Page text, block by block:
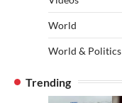
World
World & Politics
Trending